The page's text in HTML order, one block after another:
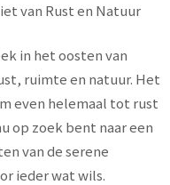
van Rust en Natuur
in het oosten van
ruimte en natuur. Het
even helemaal tot rust
op zoek bent naar een
van de serene
ieder wat wils.